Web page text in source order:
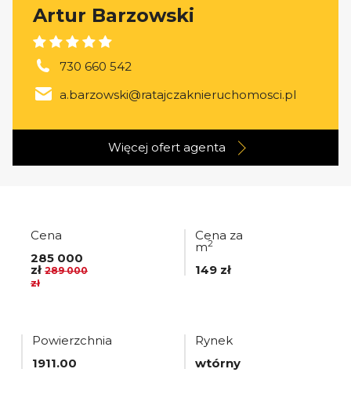
Artur Barzowski
730 660 542
a.barzowski@ratajczaknieruchomosci.pl
Więcej ofert agenta
Cena
285 000
zł 289 000
zł
Cena za
m2
149 zł
Powierzchnia
1911.00
Rynek
wtórny